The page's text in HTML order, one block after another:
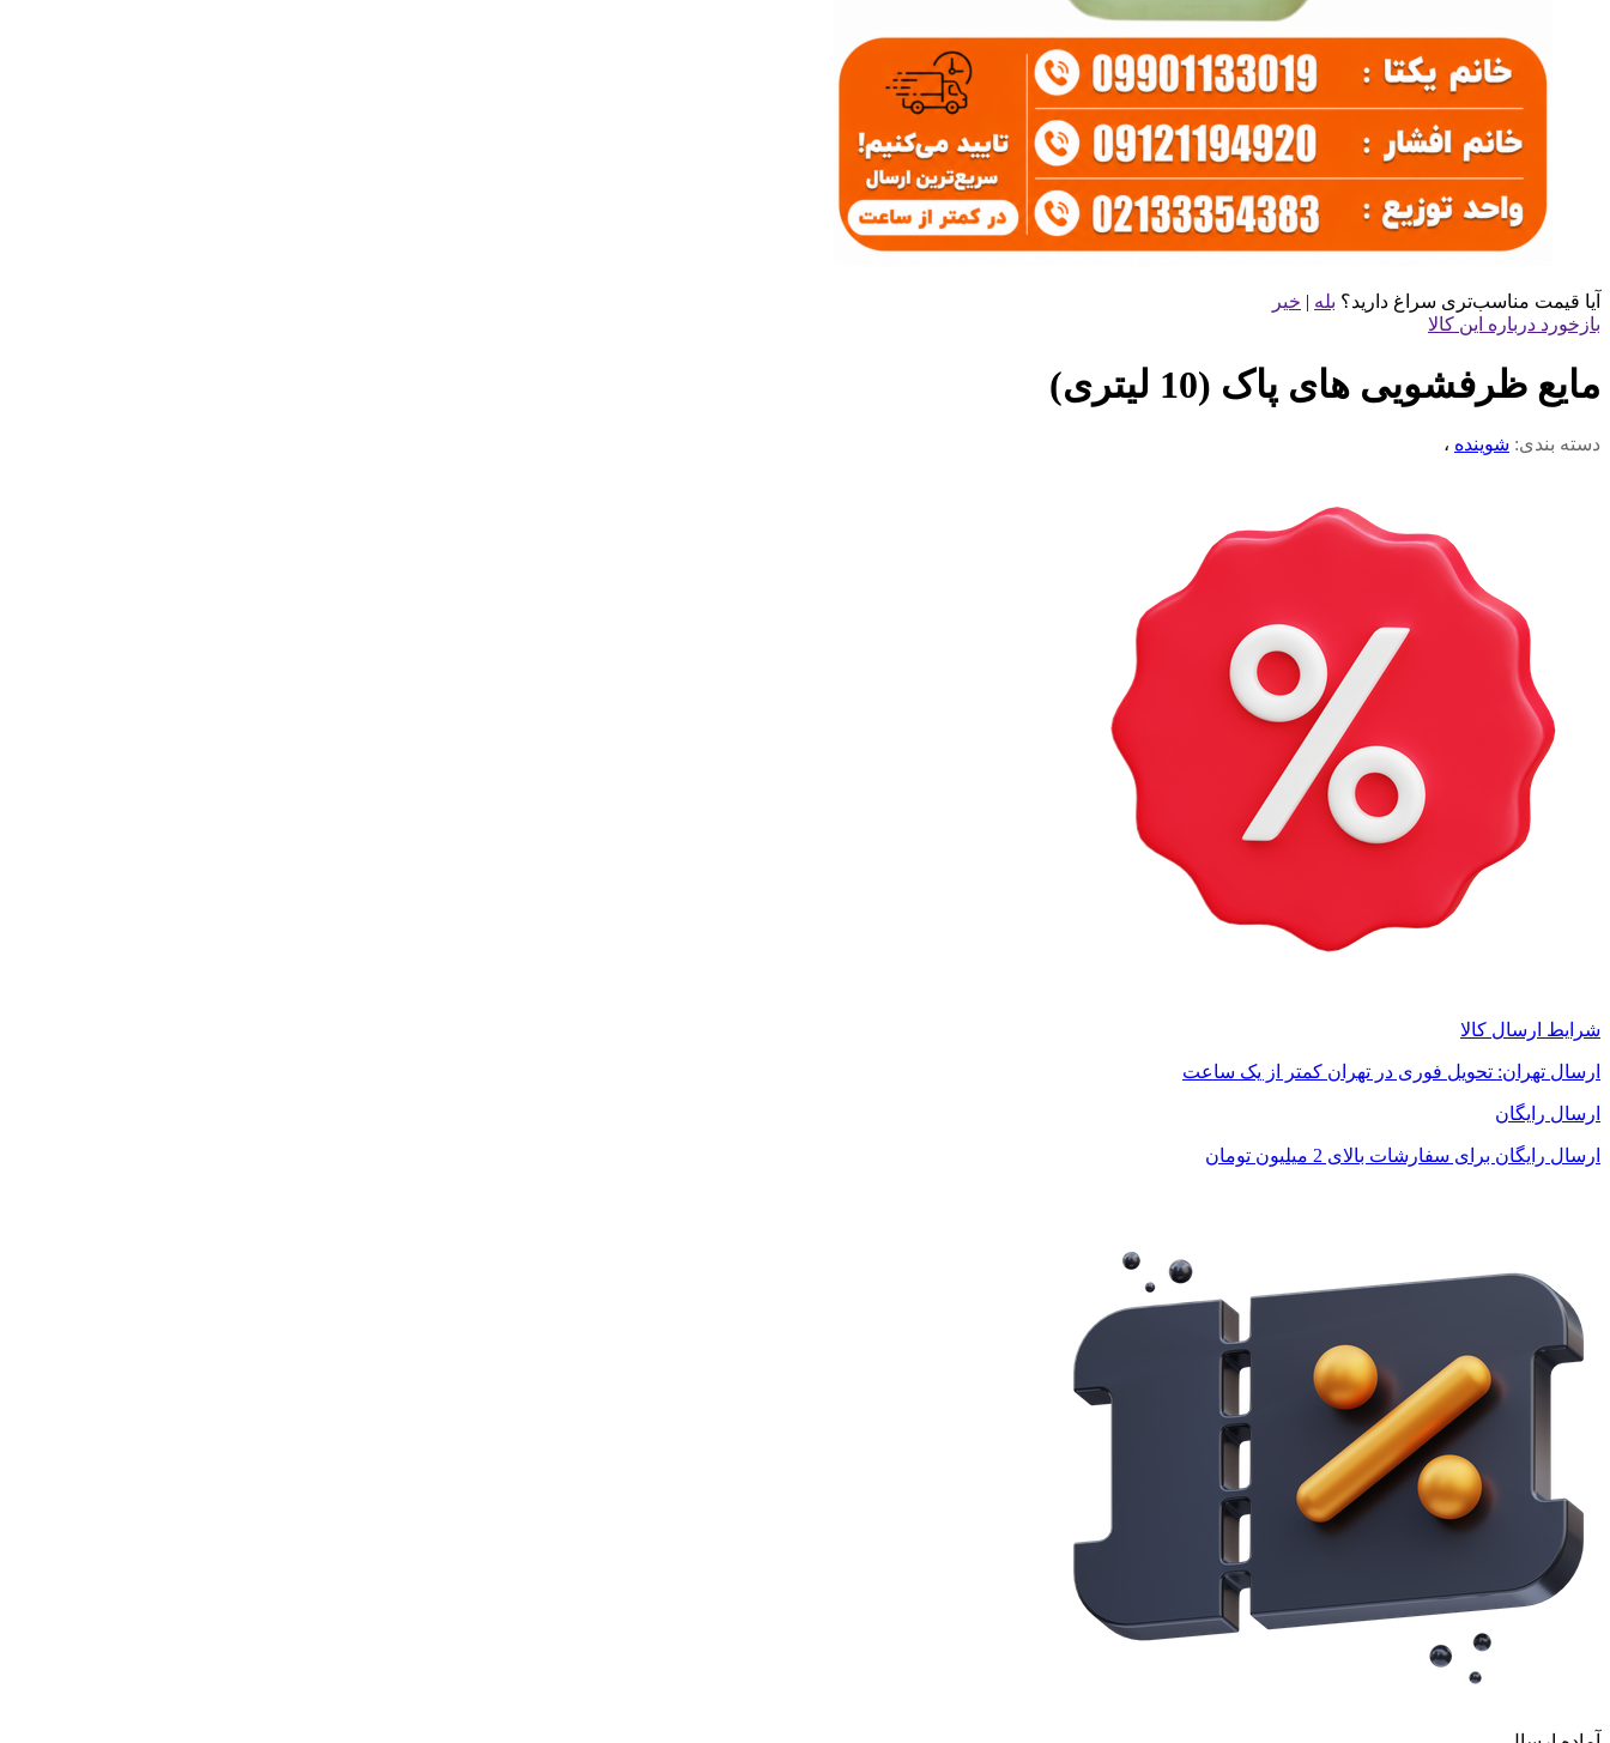
آیا قیمت مناسب‌تری سراغ دارید؟ بله | خیر
بازخورد درباره این کالا
مایع ظرفشویی های پاک (10 لیتری)
دسته بندی: شوینده ،
شرایط ارسال کالا
ارسال تهران: تحویل فوری در تهران کمتر از یک ساعت
ارسال رایگان
ارسال رایگان برای سفارشات بالای 2 میلیون تومان